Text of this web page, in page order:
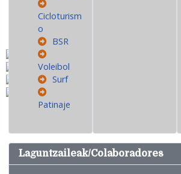
Cicloturism
o
BSR
Voleibol
Surf
Patinaje
Laguntzaileak/Colaboradores